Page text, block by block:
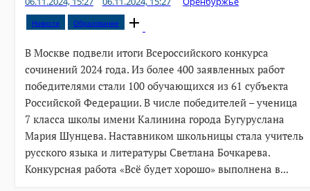
Новости Образование
Open
post
В Москве подвели итоги Всероссийского конкурса
сочинений 2024 года. Из более 400 заявленных работ
победителями стали 100 обучающихся из 61 субъекта
Российской Федерации. В числе победителей – ученица
7 класса школы имени Калинина города Бугуруслана
Мария Шунцева. Наставником школьницы стала учитель
русского языка и литературы Светлана Бочкарева.
Конкурсная работа «Всё будет хорошо» выполнена в...